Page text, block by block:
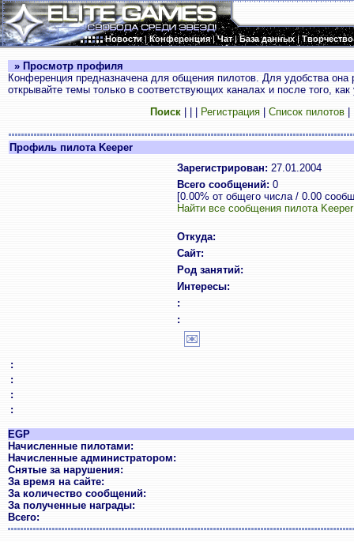
Новости|Конференция|Чат|База данных|Творчество
» Просмотр профиля
Конференция предназначена для общения пилотов. Для удобства
открывайте темы только в соответствующих каналах и после того,
Поиск
Регистрация Список пилотов
Профиль пилота Keeper
Зарегистрирован: 27.01.2004
Всего сообщений: 0
[0.00% от общего числа / 0.00
Найти все сообщения пилота Keeper
Откуда:
Сайт:
Род занятий:
Интересы:
:
:
:
:
:
:
EGP
Начисленные пилотами:
Начисленные администратором:
Снятые за нарушения:
За время на сайте:
За количество сообщений:
За полученные награды:
Всего: